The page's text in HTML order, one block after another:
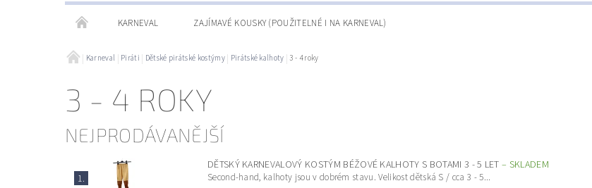
KARNEVAL ZAJÍMAVÉ KOUSKY (POUŽITELNÉ I NA KARNEVAL)
Karneval Piráti Dětské pirátské kostýmy Pirátské kalhoty 3 - 4 roky
3 - 4 ROKY
NEJPRODÁVANĚJŠÍ
1.
DĚTSKÝ KARNEVALOVÝ KOSTÝM BÉŽOVÉ KALHOTY S BOTAMI 3 - 5 LET– SKLADEM
Second-hand, kalhoty jsou v dobrém stavu. Velikost dětská S / cca 3 - 5...